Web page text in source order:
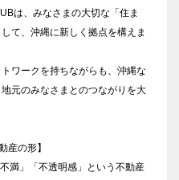
は、みなさまの大切な「住ま
て、沖縄に新しく拠点を構えま
ワークを持ちながらも、沖縄な
元のみなさまとのつながりを大
産の形】
満」「不透明感」という不動産